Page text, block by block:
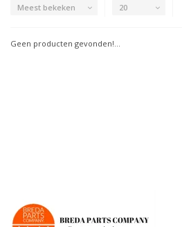
Meest bekeken 20
Geen producten gevonden!...